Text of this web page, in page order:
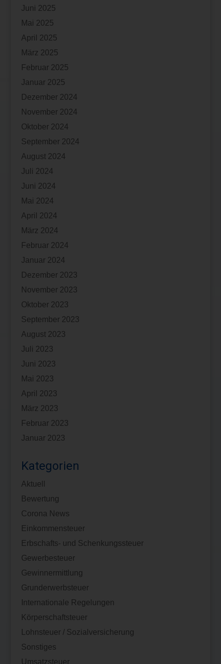
Juni 2025
Mai 2025
April 2025
März 2025
Februar 2025
Januar 2025
Dezember 2024
November 2024
Oktober 2024
September 2024
August 2024
Juli 2024
Juni 2024
Mai 2024
April 2024
März 2024
Februar 2024
Januar 2024
Dezember 2023
November 2023
Oktober 2023
September 2023
August 2023
Juli 2023
Juni 2023
Mai 2023
April 2023
März 2023
Februar 2023
Januar 2023
Kategorien
Aktuell
Bewertung
Corona News
Einkommensteuer
Erbschafts- und Schenkungssteuer
Gewerbesteuer
Gewinnermittlung
Grunderwerbsteuer
Internationale Regelungen
Körperschaftsteuer
Lohnsteuer / Sozialversicherung
Sonstiges
Umsatzsteuer